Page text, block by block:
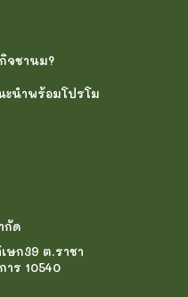
จชานม?
นำพร้อมโปรโม
กัด
ษก39 ต.ราชา
าร 10540